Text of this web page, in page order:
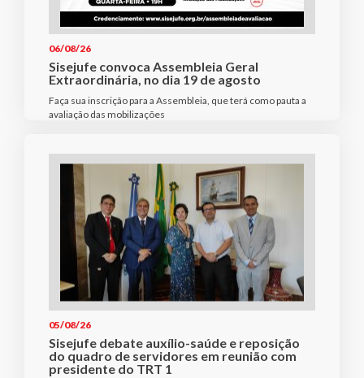
06/08/26
Sisejufe convoca Assembleia Geral
Extraordinária, no dia 19 de agosto
Faça sua inscrição para a Assembleia, que terá como pauta a
avaliação das mobilizações
05/08/26
Sisejufe debate auxílio-saúde e reposição
do quadro de servidores em reunião com
presidente do TRT 1